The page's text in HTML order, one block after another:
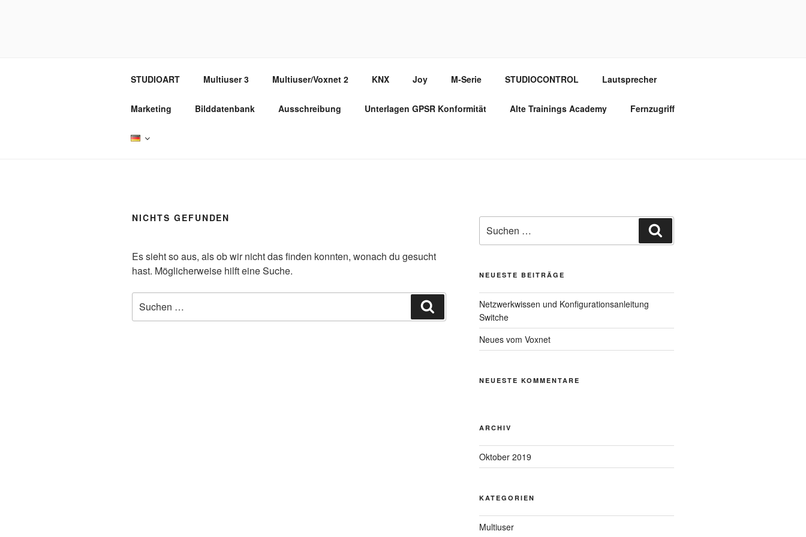
STUDIOART Multiuser 3 Multiuser/Voxnet 2 KNX Joy M-Serie STUDIOCONTROL Lautsprecher
Marketing Bilddatenbank Ausschreibung Unterlagen GPSR Konformität Alte Trainings Academy Fernzugriff
NICHTS GEFUNDEN
Es sieht so aus, als ob wir nicht das finden konnten, wonach du gesucht
hast. Möglicherweise hilft eine Suche.
Suche
nach:
nach:
NEUESTE BEITRÄGE
Netzwerkwissen und Konfigurationsanleitung
Switche
Neues vom Voxnet
NEUESTE KOMMENTARE
ARCHIV
Oktober 2019
KATEGORIEN
Multiuser